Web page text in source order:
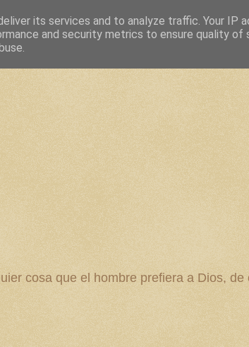
cosa que el hombre prefiera a Dios,
its services and to analyze traffic. Your IP
and security metrics to ensure quality of